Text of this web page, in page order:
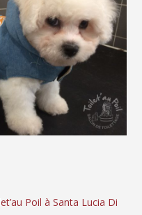
Poil à Santa Lucia Di